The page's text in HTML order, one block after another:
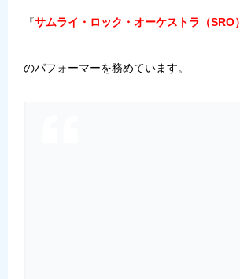
『サムライ・ロック・オーケストラ（SRO）
のパフォーマーを務めています。